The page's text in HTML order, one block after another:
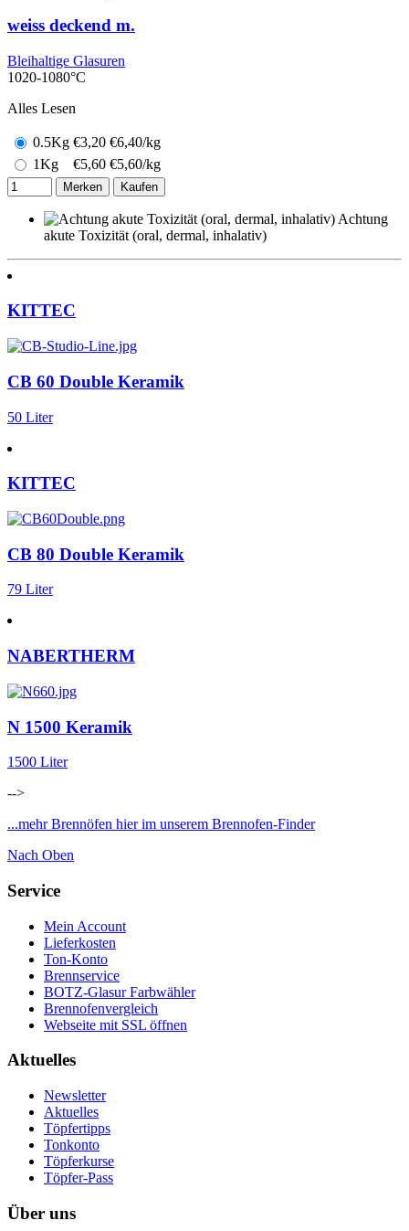
weiss deckend m.
Bleihaltige Glasuren
1020-1080°C
Alles Lesen
0.5Kg €3,20 €6,40/kg
1Kg
€5,60 €5,60/kg
Merken Kaufen
Achtung
akute Toxizität (oral, dermal, inhalativ)
KITTEC
CB 60 Double Keramik
50 Liter
KITTEC
CB 80 Double Keramik
79 Liter
NABERTHERM
N 1500 Keramik
1500 Liter
-->
...mehr Brennöfen hier im unserem Brennofen-Finder
Nach Oben
Service
Mein Account
Lieferkosten
Ton-Konto
Brennservice
BOTZ-Glasur Farbwähler
Brennofenvergleich
Webseite mit SSL öffnen
Aktuelles
Newsletter
Aktuelles
Töpfertipps
Tonkonto
Töpferkurse
Töpfer-Pass
Über uns